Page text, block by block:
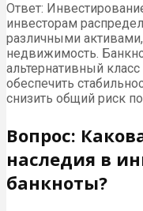
Ответ:
инвесторам
различными
недвижимость.
альтернативный
обеспечить
снизить общий риск
Вопрос:
наследия в
банкноты?